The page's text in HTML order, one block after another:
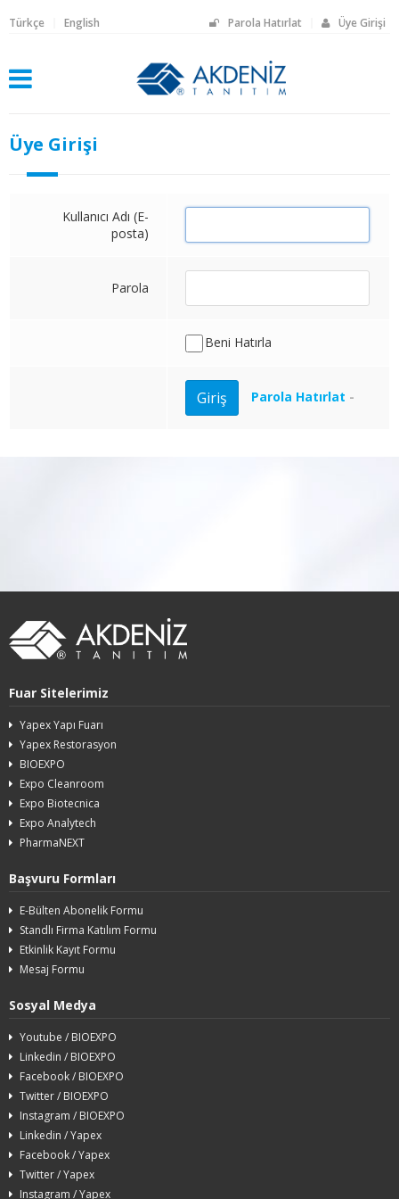
Parola Hatırlat Üye Girişi
Türkçe English
Üye Girişi
Kullanıcı Adı (E-
posta)
Parola
Beni Hatırla
Parola Hatırlat -
Fuar Sitelerimiz
Yapex Yapı Fuarı
Yapex Restorasyon
BIOEXPO
Expo Cleanroom
Expo Biotecnica
Expo Analytech
PharmaNEXT
Başvuru Formları
E-Bülten Abonelik Formu
Standlı Firma Katılım Formu
Etkinlik Kayıt Formu
Mesaj Formu
Sosyal Medya
Youtube / BIOEXPO
Linkedin / BIOEXPO
Facebook / BIOEXPO
Twitter / BIOEXPO
Instagram / BIOEXPO
Linkedin / Yapex
Facebook / Yapex
Twitter / Yapex
Instagram / Yapex